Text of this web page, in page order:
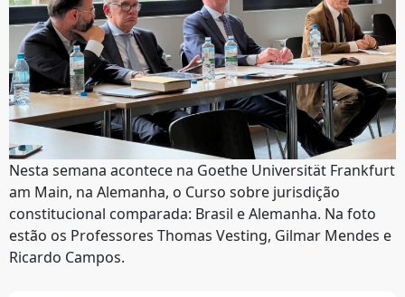
Nesta semana acontece na Goethe Universität Frankfurt
am Main, na Alemanha, o Curso sobre jurisdição
constitucional comparada: Brasil e Alemanha. Na foto
estão os Professores Thomas Vesting, Gilmar Mendes e
Ricardo Campos.